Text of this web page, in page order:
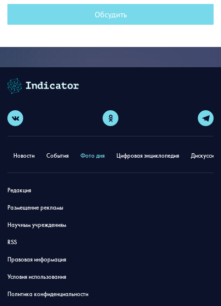
Обсудить
Новости События Фото дня Цифровая энциклопедия
Редакция
Размещение рекламы
Научным учреждениям
RSS
Правовая информация
Условия использования
Политика конфиденциальности